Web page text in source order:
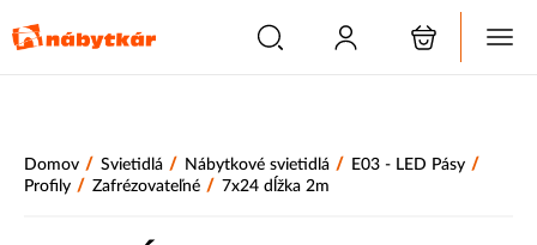
Domov / Svietidlá / Nábytkové svietidlá / E03 - LED Pásy /
Profily / Zafrézovateľné / 7x24 dĺžka 2m